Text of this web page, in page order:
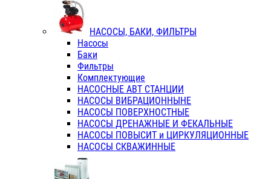
НАСОСЫ, БАКИ, ФИЛЬТРЫ
Насосы
Баки
Фильтры
Комплектующие
НАСОСНЫЕ АВТ СТАНЦИИ
НАСОСЫ ВИБРАЦИОННЫНЕ
НАСОСЫ ПОВЕРХНОСТНЫЕ
НАСОСЫ ДРЕНАЖНЫЕ И ФЕКАЛЬНЫЕ
НАСОСЫ ПОВЫСИТ и ЦИРКУЛЯЦИОННЫЕ
НАСОСЫ СКВАЖИННЫЕ